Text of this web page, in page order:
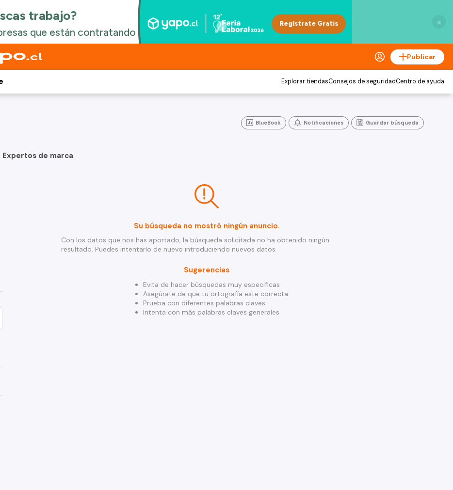
×
Publicar
Explorar tiendasConsejos de seguridadCentro de ayuda
BlueBook Notificaciones Guardar búsqueda
Expertos de marca
Su búsqueda no mostró ningún anuncio.
Con los datos que nos has aportado, la búsqueda solicitada no ha obtenido ningún
resultado. Puedes intentarlo de nuevo introduciendo nuevos datos
Sugerencias
Evita de hacer búsquedas muy especificas
Asegúrate de que tu ortografía este correcta.
Prueba con diferentes palabras claves.
Intenta con más palabras claves generales.